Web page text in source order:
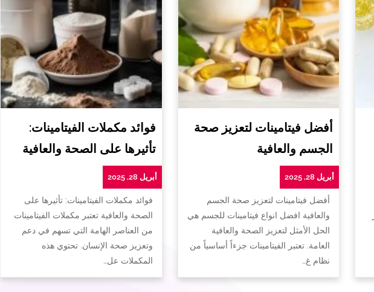
أفضل فيتامينات لتعزيز صحة
الجسم والعافية
أبريل 28, 2025
أفضل فيتامينات لتعزيز صحة الجسم
والعافية افضل انواع فيتامينات للجسم هي
الحل الأمثل لتعزيز الصحة والعافية
العامة. تعتبر الفيتامينات جزءاً أساسياً من
نظام غ…
فوائد مكملات الفيتامينات:
تأثيرها على الصحة والعافية
أبريل 28, 2025
فوائد مكملات الفيتامينات: تأثيرها على
الصحة والعافية تعتبر مكملات الفيتامينات
من العناصر الهامة التي تسهم في دعم
وتعزيز صحة الإنسان. تحتوي هذه
المكملات عل…